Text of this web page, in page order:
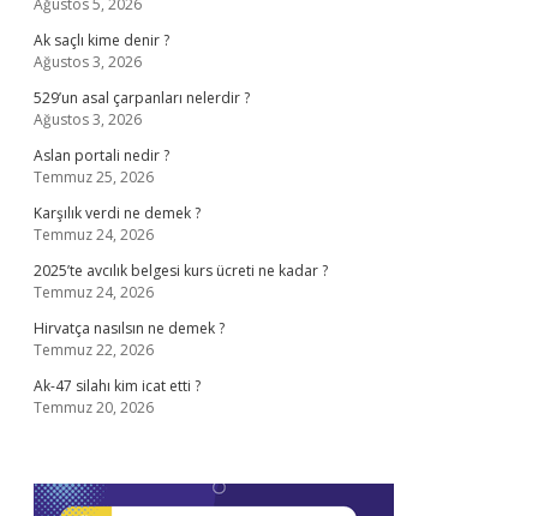
Ağustos 5, 2026
Ak saçlı kime denir ?
Ağustos 3, 2026
529’un asal çarpanları nelerdir ?
Ağustos 3, 2026
Aslan portali nedir ?
Temmuz 25, 2026
Karşılık verdi ne demek ?
Temmuz 24, 2026
2025’te avcılık belgesi kurs ücreti ne kadar ?
Temmuz 24, 2026
Hirvatça nasılsın ne demek ?
Temmuz 22, 2026
Ak-47 silahı kim icat etti ?
Temmuz 20, 2026